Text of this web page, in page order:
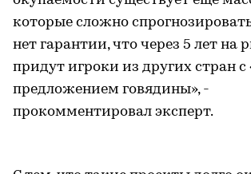
которые сложно
нет гарантии, что через 5 лет на
придут игроки из других стран
предложением говядины», -
прокомментировал эксперт.